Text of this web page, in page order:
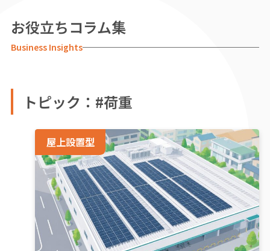
お役立ちコラム集
Business Insights
トピック：#荷重
屋上設置型